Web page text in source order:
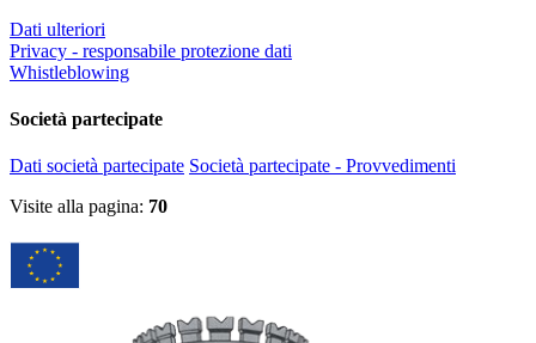
Dati ulteriori
Privacy - responsabile protezione dati
Whistleblowing
Società partecipate
Dati società partecipate Società partecipate - Provvedimenti
Visite alla pagina: 70